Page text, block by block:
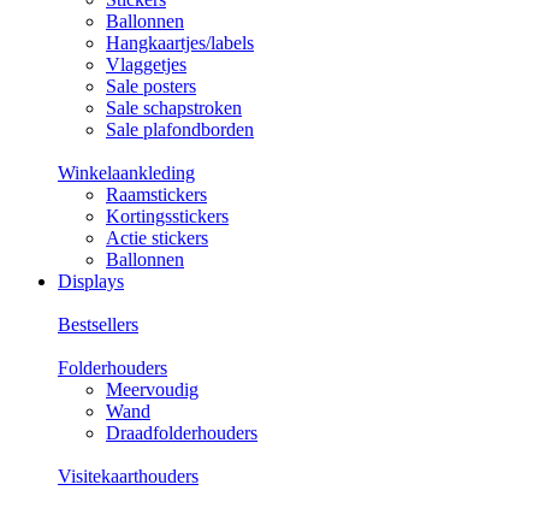
Ballonnen
Hangkaartjes/labels
Vlaggetjes
Sale posters
Sale schapstroken
Sale plafondborden
Winkelaankleding
Raamstickers
Kortingsstickers
Actie stickers
Ballonnen
Displays
Bestsellers
Folderhouders
Meervoudig
Wand
Draadfolderhouders
Visitekaarthouders